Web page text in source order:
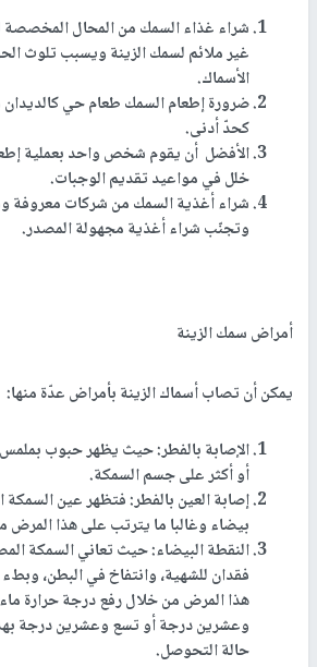
شراء غذاء السمك من المحال المخصصة
غير ملائم لسمك الزينة ويسبب تلوث
الأسماك.
ضرورة إطعام السمك طعام حي كالديدان
كحدّ أدنى.
الأفضل أن يقوم شخص واحد بعملية
خلل في مواعيد تقديم الوجبات.
شراء أغذية السمك من شركات معروفة
وتجنّب شراء أغذية مجهولة المصدر.
أمراض سمك الزينة
يمكن أن تصاب أسماك الزينة بأمراض عدّة منها:
الإصابة بالفطر: حيث يظهر حبوب
أو أكثر على جسم السمكة.
إصابة العين بالفطر: فتظهر عين
بيضاء وغالبا ما يترتب على هذا
النقطة البيضاء: حيث تعاني السمكة
فقدان للشهية، وانتفاخ في البطن،
هذا المرض من خلال رفع درجة حرارة
وعشرين درجة أو تسع وعشرين درجة
حالة التحوصل.